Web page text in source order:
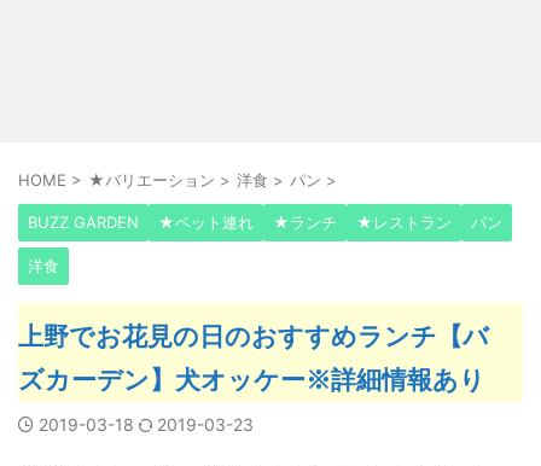
HOME > ★バリエーション > 洋食 > パン >
BUZZ GARDEN ★ペット連れ ★ランチ ★レストラン パン
洋食
上野でお花見の日のおすすめランチ【バ
ズカーデン】犬オッケー※詳細情報あり
2019-03-18 2019-03-23